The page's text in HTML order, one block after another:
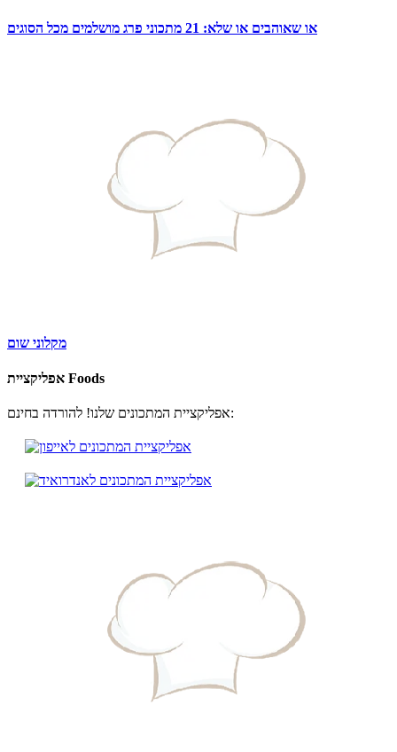
או שאוהבים או שלא: 21 מתכוני פרג מושלמים מכל הסוגים
מקלוני שום
אפליקציית Foods
אפליקציית המתכונים שלנו! להורדה בחינם: